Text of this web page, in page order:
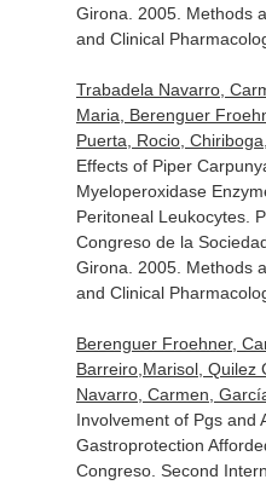
Girona. 2005. Methods
and Clinical
Trabadela Navarro,
Maria, Berenguer
Puerta, Rocio,
Effects of Piper
Myeloperoxidase
Peritoneal Leukocytes.
Congreso de la
Girona. 2005. Methods
and Clinical
Berenguer Froehner,
Barreiro,Marisol, Quilez
Navarro, Carmen,
Involvement of Pgs and
Gastroprotection
Congreso. Second